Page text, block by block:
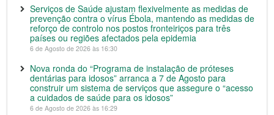
Serviços de Saúde ajustam flexivelmente as medidas de
prevenção contra o vírus Ébola, mantendo as medidas de
reforço de controlo nos postos fronteiriços para três
países ou regiões afectados pela epidemia
6 de Agosto de 2026 às 16:30
Nova ronda do “Programa de instalação de próteses
dentárias para idosos” arranca a 7 de Agosto para
construir um sistema de serviços que assegure o “acesso
a cuidados de saúde para os idosos”
6 de Agosto de 2026 às 16:29